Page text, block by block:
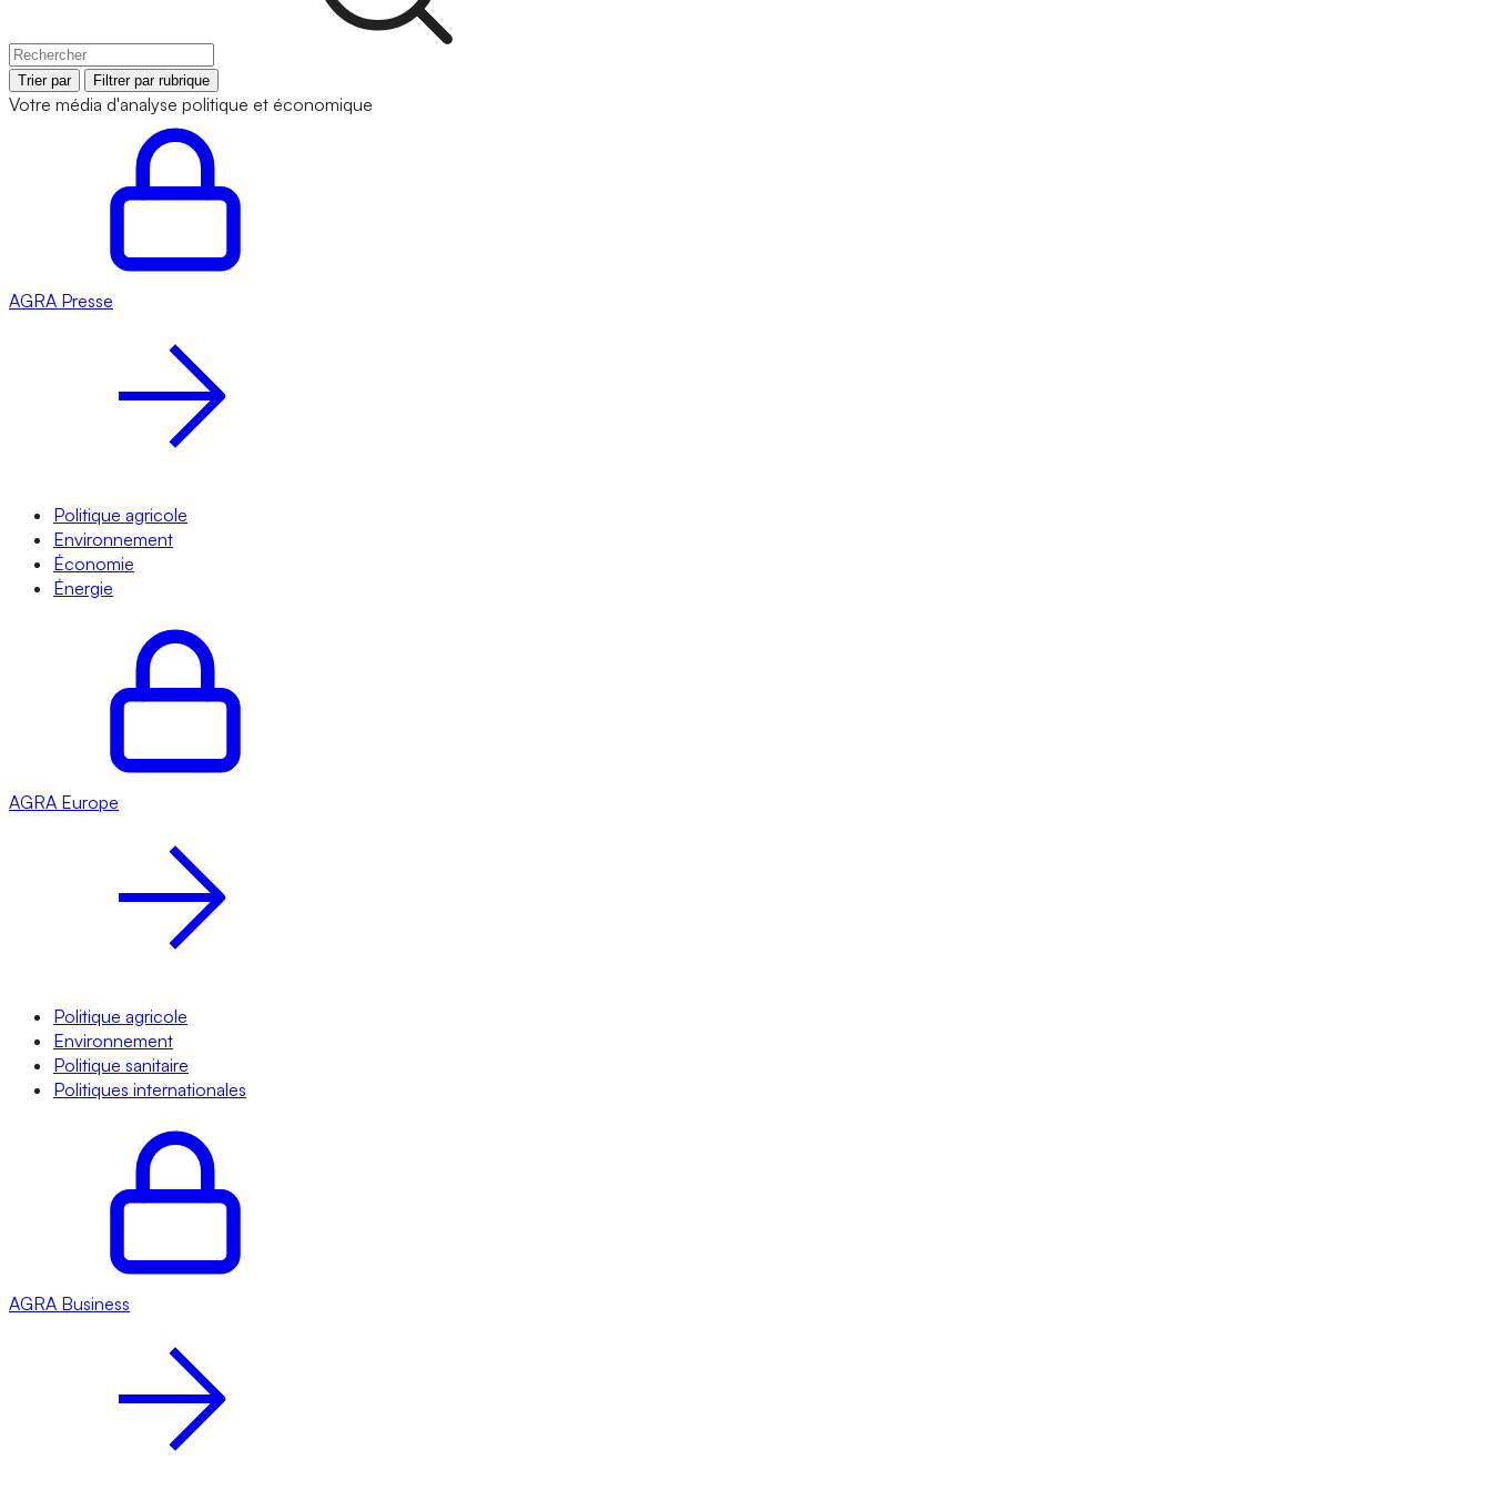
Trier par Filtrer par rubrique
Votre média d'analyse politique et économique
AGRA Presse
Politique agricole
Environnement
Économie
Énergie
AGRA Europe
Politique agricole
Environnement
Politique sanitaire
Politiques internationales
AGRA Business